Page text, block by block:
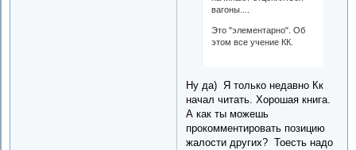
вагоны....
Это "элементарно". Об
этом все учение КК.
Ну да) Я только недавно Кк
начал читать. Хорошая книга.
А как ты можешь
прокомментировать позицию
жалости других? Тоесть надо